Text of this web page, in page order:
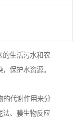
的生活污水和农
保护水资源。
的代谢作用来分
法、膜生物反应